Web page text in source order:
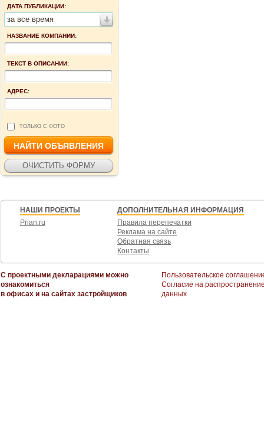
ДАТА ПУБЛИКАЦИИ:
за все время
НАЗВАНИЕ КОМПАНИИ:
ТЕКСТ В ОПИСАНИИ:
АДРЕС:
ТОЛЬКО С ФОТО
НАШИ ПРОЕКТЫ
Prian.ru
ДОПОЛНИТЕЛЬНАЯ ИНФОРМАЦИЯ
Правила перепечатки
Реклама на сайте
Обратная связь
Контакты
С проектными декларациями можно
ознакомиться
в офисах и на сайтах застройщиков
Пользовательское
Согласие на
данных